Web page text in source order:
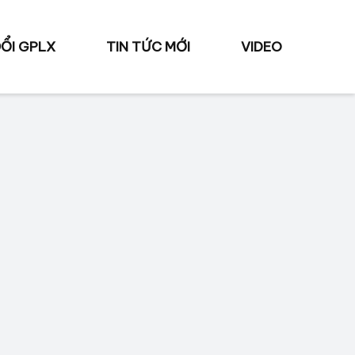
GPLX TIN TỨC MỚI VIDEO